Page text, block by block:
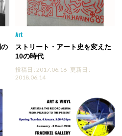
Art
ストリート・アート史を変えた
10の時代
投稿日 : 2017.06.16 更新日 :
2018.06.14